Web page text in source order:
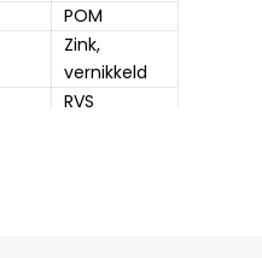
POM
Zink,
vernikkeld
RVS